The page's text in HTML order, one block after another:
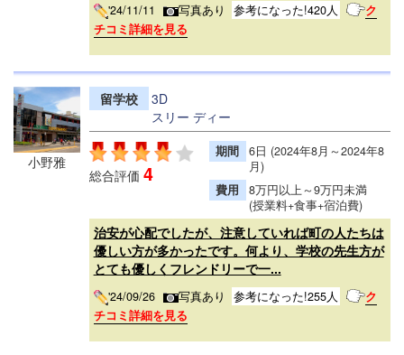
'24/11/11 写真あり 参考になった!420人
ク
チコミ詳細を見る
小野雅
留学校
3D
スリー ディー
総合評価 4
期間
6日 (2024年8月～2024年8
月)
費用
8万円以上～9万円未満
(授業料+食事+宿泊費)
治安が心配でしたが、注意していれば町の人たちは
優しい方が多かったです。何より、学校の先生方が
とても優しくフレンドリーで一...
'24/09/26 写真あり 参考になった!255人
ク
チコミ詳細を見る